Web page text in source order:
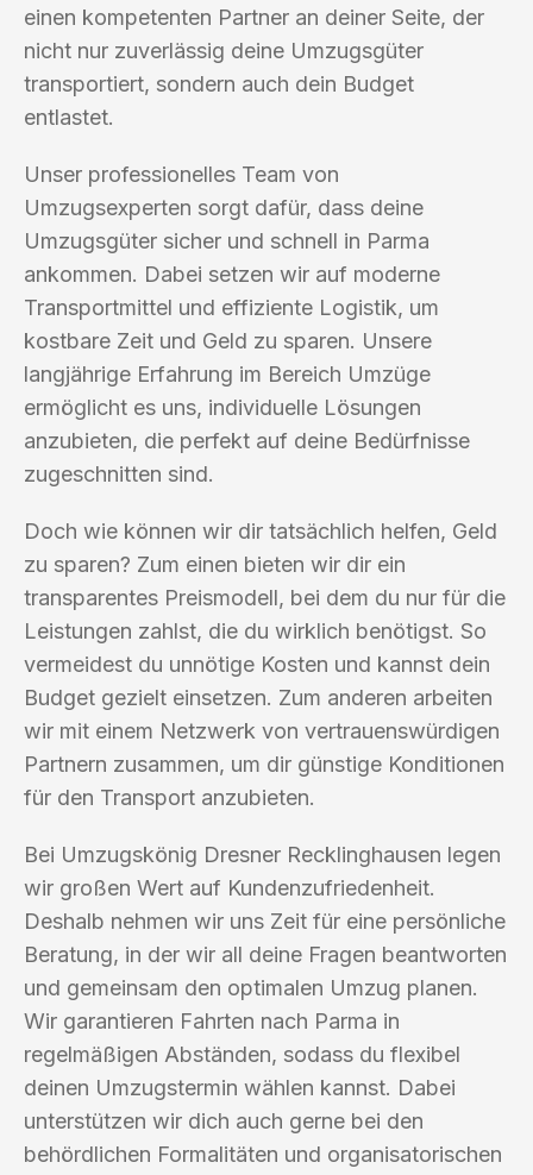
einen kompetenten Partner an deiner Seite, der
nicht nur zuverlässig deine Umzugsgüter
transportiert, sondern auch dein Budget
entlastet.
Unser professionelles Team von
Umzugsexperten sorgt dafür, dass deine
Umzugsgüter sicher und schnell in Parma
ankommen. Dabei setzen wir auf moderne
Transportmittel und effiziente Logistik, um
kostbare Zeit und Geld zu sparen. Unsere
langjährige Erfahrung im Bereich Umzüge
ermöglicht es uns, individuelle Lösungen
anzubieten, die perfekt auf deine Bedürfnisse
zugeschnitten sind.
Doch wie können wir dir tatsächlich helfen, Geld
zu sparen? Zum einen bieten wir dir ein
transparentes Preismodell, bei dem du nur für die
Leistungen zahlst, die du wirklich benötigst. So
vermeidest du unnötige Kosten und kannst dein
Budget gezielt einsetzen. Zum anderen arbeiten
wir mit einem Netzwerk von vertrauenswürdigen
Partnern zusammen, um dir günstige Konditionen
für den Transport anzubieten.
Bei Umzugskönig Dresner Recklinghausen legen
wir großen Wert auf Kundenzufriedenheit.
Deshalb nehmen wir uns Zeit für eine persönliche
Beratung, in der wir all deine Fragen beantworten
und gemeinsam den optimalen Umzug planen.
Wir garantieren Fahrten nach Parma in
regelmäßigen Abständen, sodass du flexibel
deinen Umzugstermin wählen kannst. Dabei
unterstützen wir dich auch gerne bei den
behördlichen Formalitäten und organisatorischen